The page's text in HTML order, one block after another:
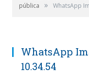
pública
» WhatsApp
WhatsApp
10.34.54